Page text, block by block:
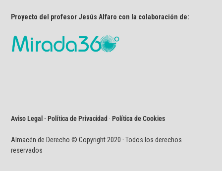
Proyecto del profesor Jesús Alfaro con la colaboración de:
Aviso Legal · Política de Privacidad ·Política de Cookies
Almacén de Derecho © Copyright 2020 · Todos los derechos
reservados